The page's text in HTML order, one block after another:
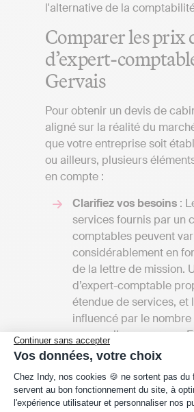
Continuer sans accepter
Vos données, votre choix
Plateforme de Gestion du
Chez Indy, nos cookies 🍪 ne sortent pas du
servent au bon fonctionnement du site, à
l'expérience utilisateur et personnaliser nos
l'alternative de la
Comparer les prix
d’expert-
Gervais
Pour obtenir un devis de
aligné sur la réalité du
que votre entreprise soit
ou ailleurs, plusieurs
en compte :
Clarifiez vos besoins :
services fournis par un
comptables peuvent
considérablement en
de la lettre de mission.
d’expert-comptable
étendue de services, et
influencé par le
accomplira pour vous.
plusieurs
possibilité de recevoir
comparer les tarifs en
services offerts. Cela